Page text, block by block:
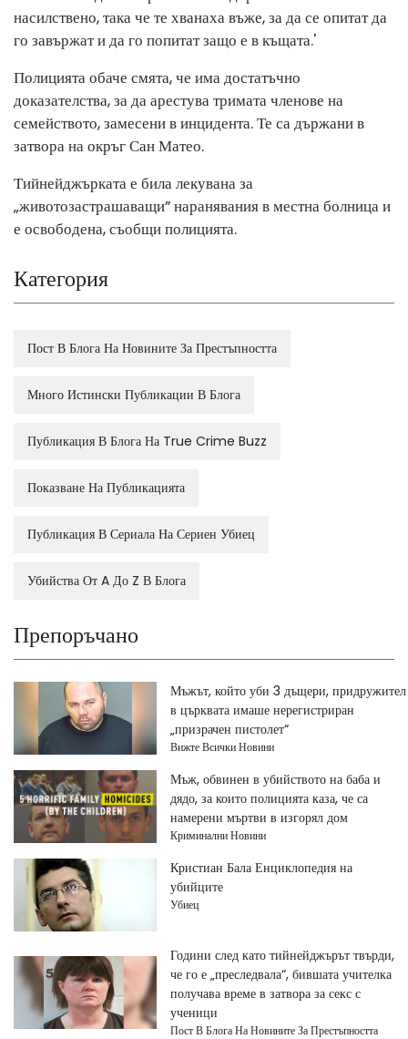
насилствено, така че те хванаха въже, за да се опитат да
го завържат и да го попитат защо е в къщата.'
Полицията обаче смята, че има достатъчно
доказателства, за да арестува тримата членове на
семейството, замесени в инцидента. Те са държани в
затвора на окръг Сан Матео.
Тийнейджърката е била лекувана за
„животозастрашаващи” наранявания в местна болница и
е освободена, съобщи полицията.
Категория
Пост В Блога На Новините За Престъпността
Много Истински Публикации В Блога
Публикация В Блога На True Crime Buzz
Показване На Публикацията
Публикация В Сериала На Сериен Убиец
Убийства От A До Z В Блога
Препоръчано
Мъжът, който уби 3 дъщери, придружител
в църквата имаше нерегистриран
„призрачен пистолет“
Вижте Всички Новини
Мъж, обвинен в убийството на баба и
дядо, за които полицията каза, че са
намерени мъртви в изгорял дом
Криминални Новини
Кристиан Бала Енциклопедия на
убийците
Убиец
Години след като тийнейджърът твърди,
че го е „преследвала“, бившата учителка
получава време в затвора за секс с
ученици
Пост В Блога На Новините За Престъпността